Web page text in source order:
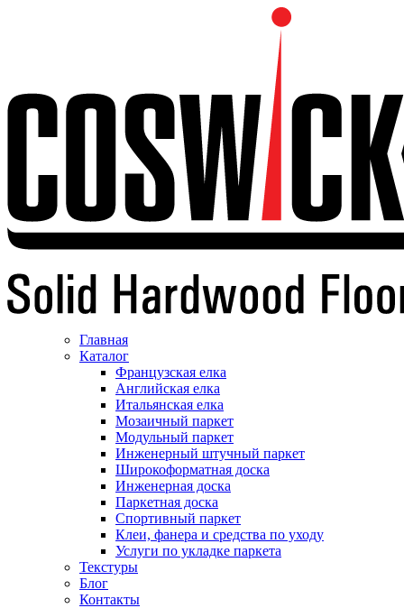
Главная
Каталог
Французская елка
Английская елка
Итальянская елка
Мозаичный паркет
Модульный паркет
Инженерный штучный паркет
Широкоформатная доска
Инженерная доска
Паркетная доска
Спортивный паркет
Клеи, фанера и средства по уходу
Услуги по укладке паркета
Текстуры
Блог
Контакты